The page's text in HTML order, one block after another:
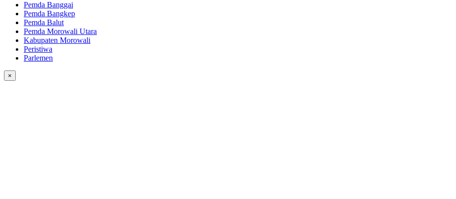
Pemda Banggai
Pemda Bangkep
Pemda Balut
Pemda Morowali Utara
Kabupaten Morowali
Peristiwa
Parlemen
×